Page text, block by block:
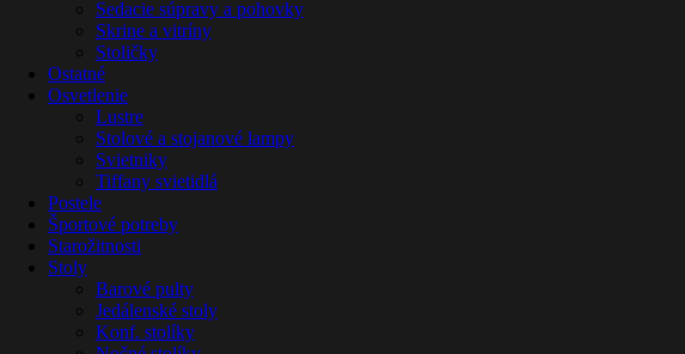
Sedacie súpravy a pohovky
Skrine a vitríny
Stoličky
Ostatné
Osvetlenie
Lustre
Stolové a stojanové lampy
Svietniky
Tiffany svietidlá
Postele
Športové potreby
Starožitnosti
Stoly
Barové pulty
Jedálenské stoly
Konf. stolíky